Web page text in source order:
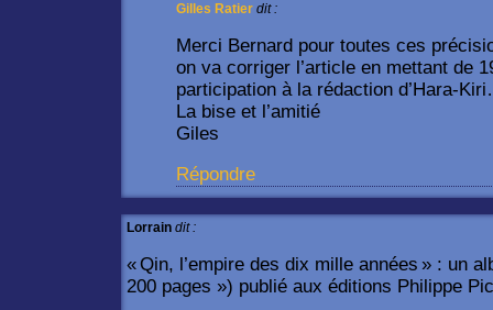
Gilles Ratier dit :
Merci Bernard pour toutes ces
on va corriger l’article en mettant de
participation à la rédaction d’Hara-
La bise et l’amitié
Giles
Répondre
Lorrain dit :
« Qin, l’empire des dix mille années » : un
200 pages ») publié aux éditions Philippe